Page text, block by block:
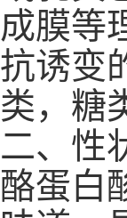
成膜等
抗诱变
类，糖
二、性
酪蛋白